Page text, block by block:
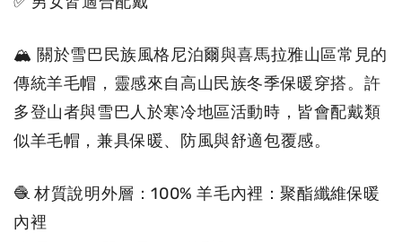
🏔 關於雪巴民族風格尼泊爾與喜馬拉雅山區常見的
傳統羊毛帽，靈感來自高山民族冬季保暖穿搭。許
多登山者與雪巴人於寒冷地區活動時，皆會配戴類
似羊毛帽，兼具保暖、防風與舒適包覆感。
🧶 材質說明外層：100% 羊毛內裡：聚酯纖維保暖
內裡